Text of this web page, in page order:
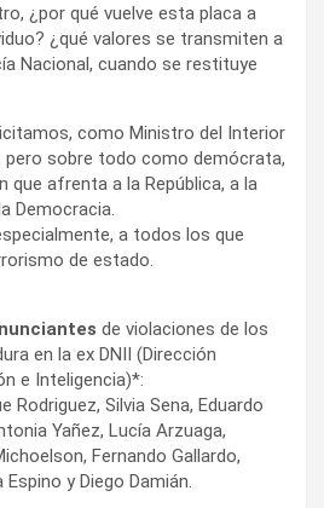
¿por qué vuelve esta placa a
¿qué valores se transmiten a
Nacional, cuando se restituye
como Ministro del Interior
pero sobre todo como demócrata,
que afrenta a la República, a la
Democracia.
a todos los que
de estado.
de violaciones de los
en la ex DNII (Dirección
e Inteligencia)*:
Rodriguez, Silvia Sena, Eduardo
Yañez, Lucía Arzuaga,
Fernando Gallardo,
y Diego Damián.